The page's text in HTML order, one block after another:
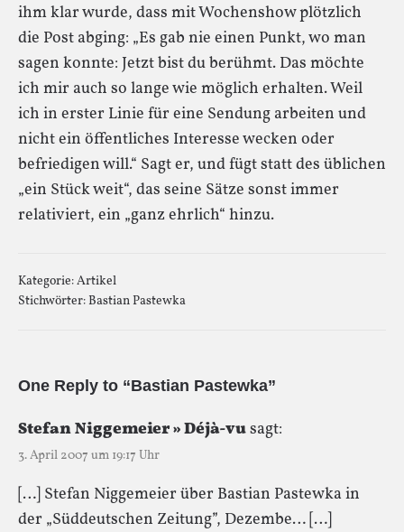
ihm klar wurde, dass mit Wochenshow plötzlich
die Post abging: „Es gab nie einen Punkt, wo man
sagen konnte: Jetzt bist du berühmt. Das möchte
ich mir auch so lange wie möglich erhalten. Weil
ich in erster Linie für eine Sendung arbeiten und
nicht ein öffentliches Interesse wecken oder
befriedigen will.“ Sagt er, und fügt statt des üblichen
„ein Stück weit“, das seine Sätze sonst immer
relativiert, ein „ganz ehrlich“ hinzu.
Kategorie:Artikel
Stichwörter:Bastian Pastewka
One Reply to “Bastian Pastewka”
Stefan Niggemeier » Déjà-vusagt:
3. April 2007 um 19:17 Uhr
[…] Stefan Niggemeier über Bastian Pastewka in
der „Süddeutschen Zeitung”, Dezembe… […]